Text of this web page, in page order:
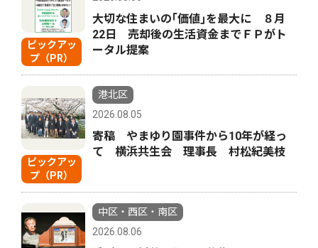
ピックアッ
プ（PR）
大切な住まいの｢価値｣を最大に ８月
22日 売却後の生活資金までＦＰがト
ータル提案
ピックアッ
プ（PR）
港北区
2026.08.05
寄稿 やまゆり園事件から10年が経っ
て 横浜共生会 理事長 村松紀美枝
中区・西区・南区
2026.08.06